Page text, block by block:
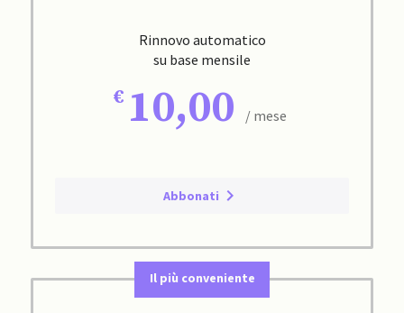
Rinnovo automatico
su base mensile
10,00 / mese
Abbonati
Il più conveniente